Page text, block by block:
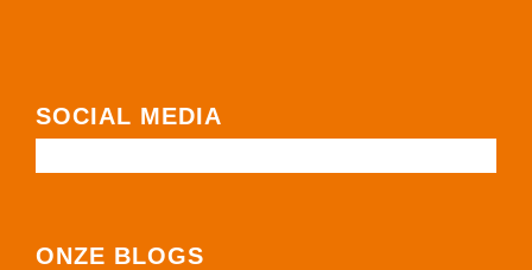
SOCIAL MEDIA
ONZE BLOGS